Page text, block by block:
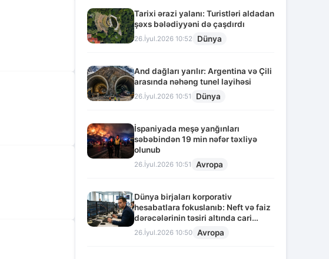
Tarixi ərazi yalanı: Turistləri aldadan
şəxs bələdiyyəni də çaşdırdı
26.İyul.2026 10:52 Dünya
And dağları yarılır: Argentina və Çili
arasında nəhəng tunel layihəsi
26.İyul.2026 10:51 Dünya
İspaniyada meşə yanğınları
səbəbindən 19 min nəfər təxliyə
olunub
26.İyul.2026 10:51 Avropa
Dünya birjaları korporativ
hesabatlara fokuslanıb: Neft və faiz
dərəcələrinin təsiri altında cari
vəziyyət
26.İyul.2026 10:50 Avropa